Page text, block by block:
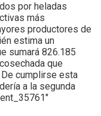
por heladas
más
productores de
estima un
sumará 826.185
que
De cumplirse esta
a la segunda